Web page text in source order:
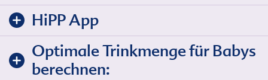
HiPP App
Optimale Trinkmenge für Babys
berechnen: